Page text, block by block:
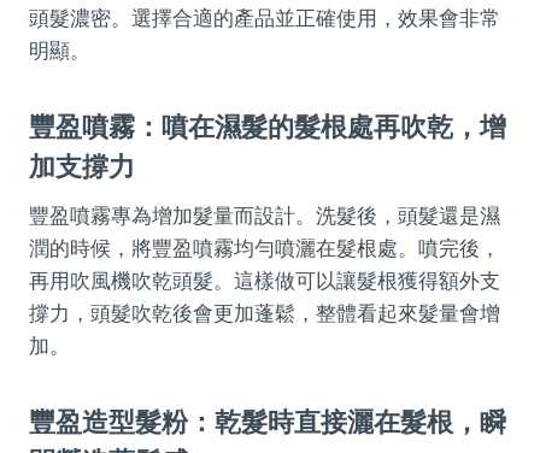
頭髮濃密。選擇合適的產品並正確使用，效果會非常
明顯。
豐盈噴霧：噴在濕髮的髮根處再吹乾，增
加支撐力
豐盈噴霧專為增加髮量而設計。洗髮後，頭髮還是濕
潤的時候，將豐盈噴霧均勻噴灑在髮根處。噴完後，
再用吹風機吹乾頭髮。這樣做可以讓髮根獲得額外支
撐力，頭髮吹乾後會更加蓬鬆，整體看起來髮量會增
加。
豐盈造型髮粉：乾髮時直接灑在髮根，瞬